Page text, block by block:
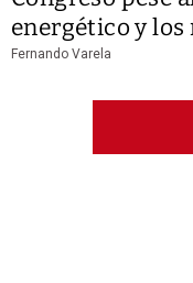
energético y los
Fernando Varela